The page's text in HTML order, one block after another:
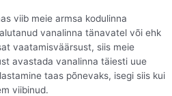
viib meie armsa kodulinna
vanalinna tänavatel või ehk
vaatamisväärsust, siis meie
avastada vanalinna täiesti uue
taas põnevaks, isegi siis kui
viibinud.